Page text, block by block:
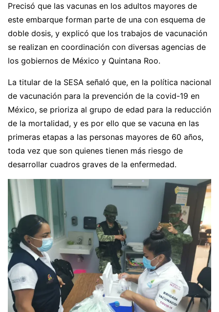
Precisó que las vacunas en los adultos mayores de
este embarque forman parte de una con esquema de
doble dosis, y explicó que los trabajos de vacunación
se realizan en coordinación con diversas agencias de
los gobiernos de México y Quintana Roo.
La titular de la SESA señaló que, en la política nacional
de vacunación para la prevención de la covid-19 en
México, se prioriza al grupo de edad para la reducción
de la mortalidad, y es por ello que se vacuna en las
primeras etapas a las personas mayores de 60 años,
toda vez que son quienes tienen más riesgo de
desarrollar cuadros graves de la enfermedad.